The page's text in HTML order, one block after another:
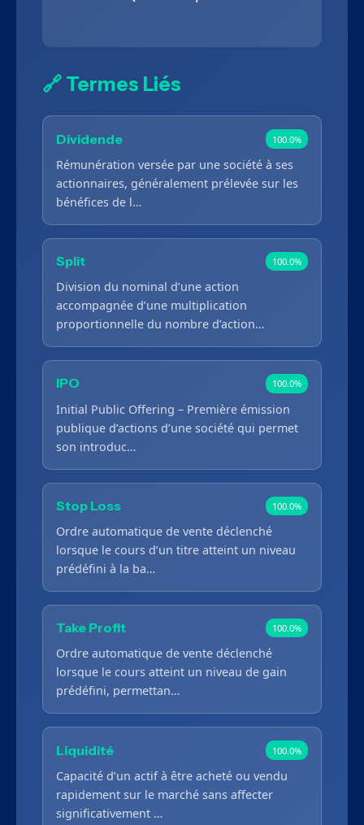
🔗 Termes Liés
Dividende 100.0%
Rémunération versée par une société à ses
actionnaires, généralement prélevée sur les
bénéfices de l…
Split 100.0%
Division du nominal d’une action
accompagnée d’une multiplication
proportionnelle du nombre d’action…
IPO 100.0%
Initial Public Offering – Première émission
publique d’actions d’une société qui permet
son introduc…
Stop Loss 100.0%
Ordre automatique de vente déclenché
lorsque le cours d’un titre atteint un niveau
prédéfini à la ba…
Take Profit 100.0%
Ordre automatique de vente déclenché
lorsque le cours atteint un niveau de gain
prédéfini, permettan…
Liquidité 100.0%
Capacité d’un actif à être acheté ou vendu
rapidement sur le marché sans affecter
significativement …